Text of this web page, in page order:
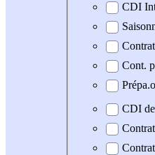
CDI
Cont.
CDI